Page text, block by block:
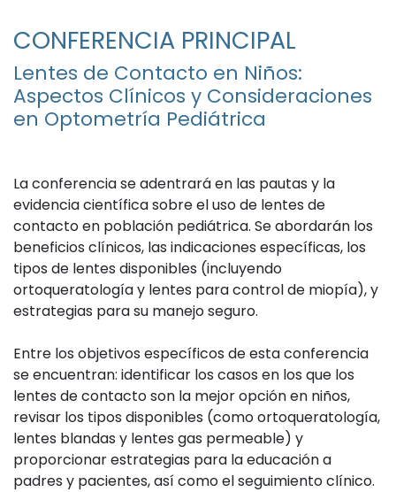
CONFERENCIA PRINCIPAL
Lentes de Contacto en Niños:
Aspectos Clínicos y Consideraciones
en Optometría Pediátrica​
La conferencia se adentrará en las pautas y la
evidencia científica sobre el uso de lentes de
contacto en población pediátrica. Se abordarán los
beneficios clínicos, las indicaciones específicas, los
tipos de lentes disponibles (incluyendo
ortoqueratología y lentes para control de miopía), y
estrategias para su manejo seguro.
Entre los objetivos específicos de esta conferencia
se encuentran: identificar los casos en los que los
lentes de contacto son la mejor opción en niños,
revisar los tipos disponibles (como ortoqueratología,
lentes blandas y lentes gas permeable) y
proporcionar estrategias para la educación a
padres y pacientes, así como el seguimiento clínico.